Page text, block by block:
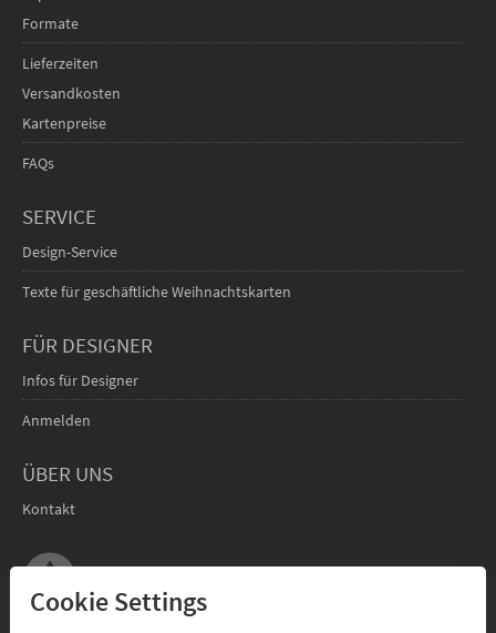
Formate
Lieferzeiten
Versandkosten
Kartenpreise
FAQs
SERVICE
Design-Service
Texte für geschäftliche Weihnachtskarten
FÜR DESIGNER
Infos für Designer
Anmelden
ÜBER UNS
Kontakt
Cookie Settings